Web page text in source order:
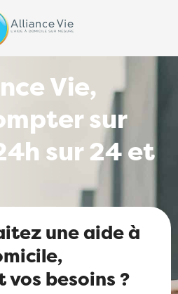
Vie,
sur
sur 24 et
une aide à
vos besoins ?